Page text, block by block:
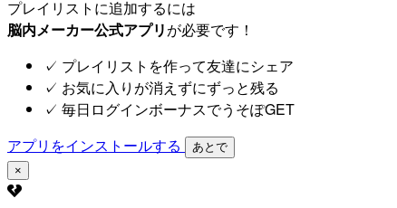
プレイリストに追加するには
脳内メーカー公式アプリが必要です！
✓ プレイリストを作って友達にシェア
✓ お気に入りが消えずにずっと残る
✓ 毎日ログインボーナスでうそぽGET
アプリをインストールする
あとで
×